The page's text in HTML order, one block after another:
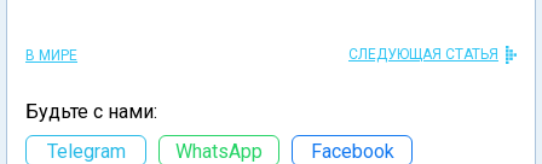
В МИРЕ СЛЕДУЮЩАЯ СТАТЬЯ
Будьте с нами:
Telegram
WhatsApp Facebook